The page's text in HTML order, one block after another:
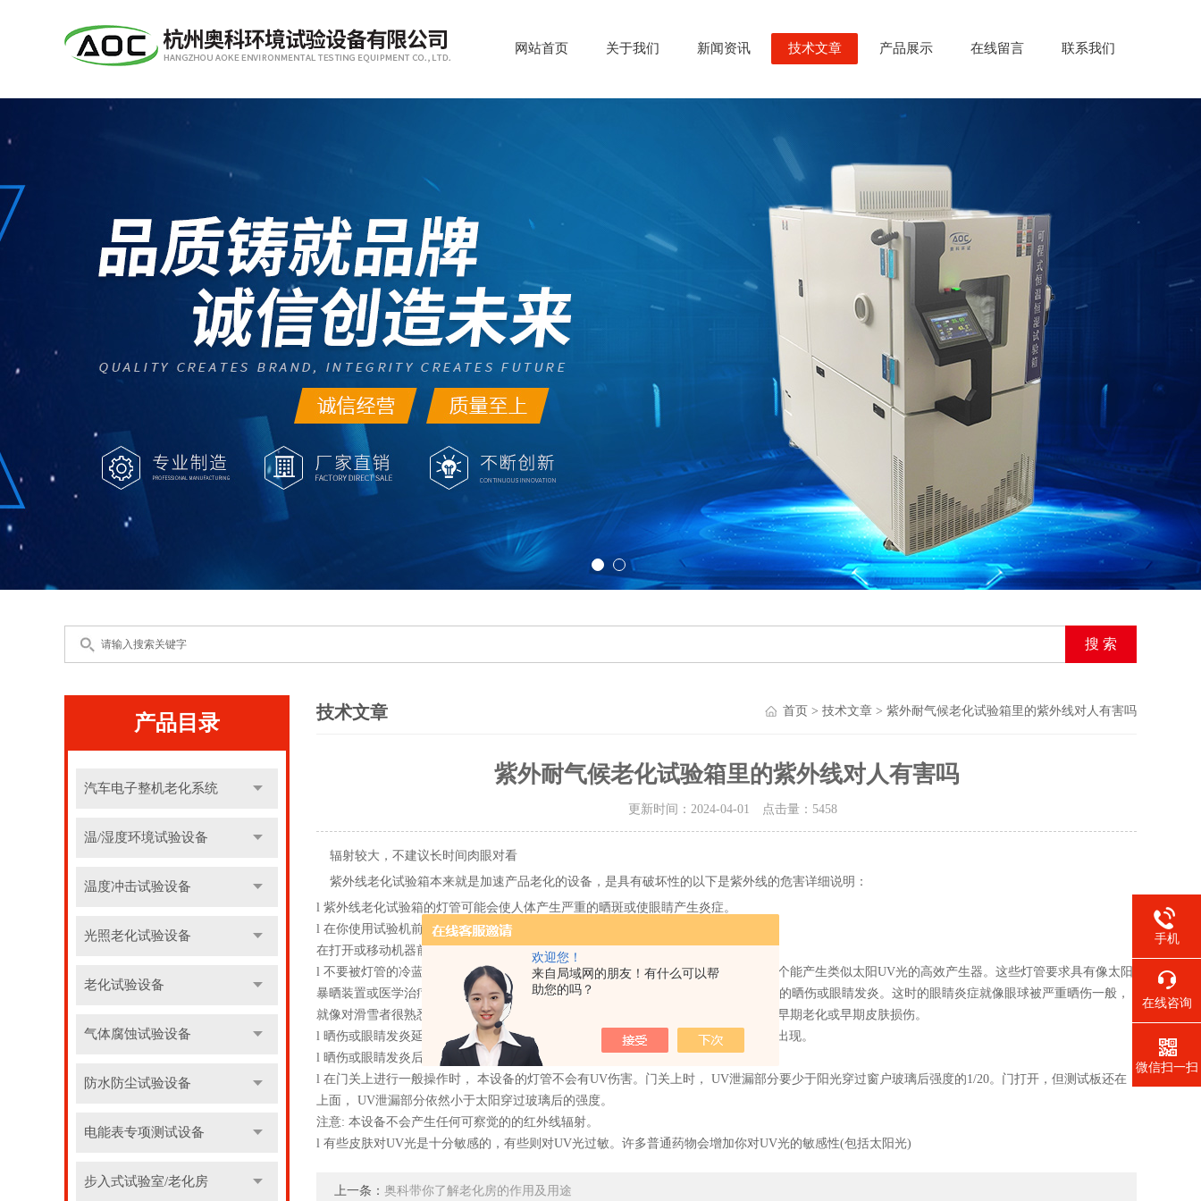
欢迎您！
来自局域网的朋友！有什么可以帮
助您的吗？
网站首页 关于我们 新闻资讯 技术文章 产品展示 在线留言 联系我们
产品目录
汽车电子整机老化系统
温/湿度环境试验设备
温度冲击试验设备
光照老化试验设备
老化试验设备
气体腐蚀试验设备
防水防尘试验设备
电能表专项测试设备
步入式试验室/老化房
技术文章 首页 > 技术文章 > 紫外耐气候老化试验箱里的紫外线对人有害吗
紫外耐气候老化试验箱里的紫外线对人有害吗
更新时间：2024-04-01 点击量： 5458
辐射较大，不建议长时间肉眼对看
紫外线老化试验箱本来就是加速产品老化的设备，是具有破坏性的以下是紫外线的危害详细说明：
l 紫外线老化试验箱的灯管可能会使人体产生严重的晒斑或使眼睛产生炎症。
l 在你使用试验机前，确定熟悉此仪器的损害。
在打开或移动机器前，要关闭电源。
l 不要被灯管的冷蓝色外表或低热度和可见光所欺骗。 紫外线老化试验箱的灯管是一个能产生类似太阳UV光的高效产生器。这些灯管要求具有像太阳
暴晒装置或医学治疗器灯光一样的防护措施。把无防护的灯管暴露几分钟会导致严重的晒伤或眼睛发炎。这时的眼睛炎症就像眼球被严重晒伤一般，
就像对滑雪者很熟悉的“雪盲症”一样。在太阳光下，大量的或反复暴晒会导致皮肤的早期老化或早期皮肤损伤。
l 晒伤或眼睛发炎延迟发生。症状(疼痛，红肿，感觉热)直到暴晒后4到12小时后才会出现。
l 晒伤或眼睛发炎后，皮肤或眼睛会对将来的UV暴晒包括太阳光更敏感。
l 在门关上进行一般操作时， 本设备的灯管不会有UV伤害。门关上时， UV泄漏部分要少于阳光穿过窗户玻璃后强度的1/20。门打开，但测试板还在
上面， UV泄漏部分依然小于太阳穿过玻璃后的强度。
注意: 本设备不会产生任何可察觉的的红外线辐射。
l 有些皮肤对UV光是十分敏感的，有些则对UV光过敏。许多普通药物会增加你对UV光的敏感性(包括太阳光)
上一条： 奥科带你了解老化房的作用及用途
手机
在线咨询
微信扫一扫